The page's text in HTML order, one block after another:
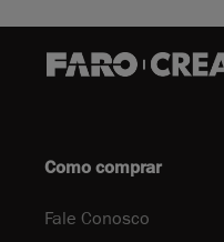
Como comprar
Fale Conosco